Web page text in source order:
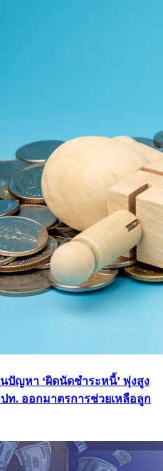
ปัญหา ‘ผิดนัดชำระหนี้’ พุ่งสูง
ท. ออกมาตรการช่วยเหลือลูก